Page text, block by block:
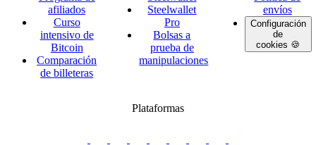
afiliados
Curso
intensivo de
Bitcoin
Comparación
de billeteras
Steelwallet
Pro
Bolsas a
prueba de
manipulaciones
envíos
Configuración
de
cookies 🍪
Plataformas